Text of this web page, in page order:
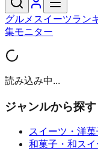
グルメ スイーツラン
集モニター
読み込み中...
ジャンルから探す
スイーツ・洋菓
和菓子・和スイ